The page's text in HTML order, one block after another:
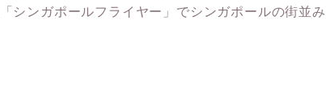
シンガポールフライヤー」でシンガポールの街並み